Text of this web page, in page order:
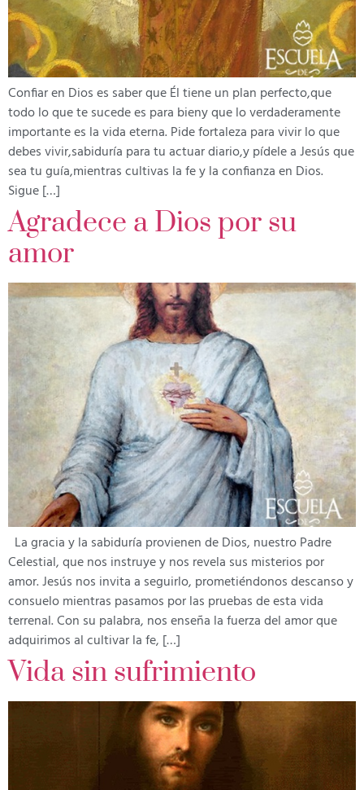
Confiar en Dios es saber que Él tiene un plan perfecto,que
todo lo que te sucede es para bieny que lo verdaderamente
importante es la vida eterna. Pide fortaleza para vivir lo que
debes vivir,sabiduría para tu actuar diario,y pídele a Jesús que
sea tu guía,mientras cultivas la fe y la confianza en Dios.
Sigue […]
Agradece a Dios por su
amor
La gracia y la sabiduría provienen de Dios, nuestro Padre
Celestial, que nos instruye y nos revela sus misterios por
amor. Jesús nos invita a seguirlo, prometiéndonos descanso y
consuelo mientras pasamos por las pruebas de esta vida
terrenal. Con su palabra, nos enseña la fuerza del amor que
adquirimos al cultivar la fe, […]
Vida sin sufrimiento